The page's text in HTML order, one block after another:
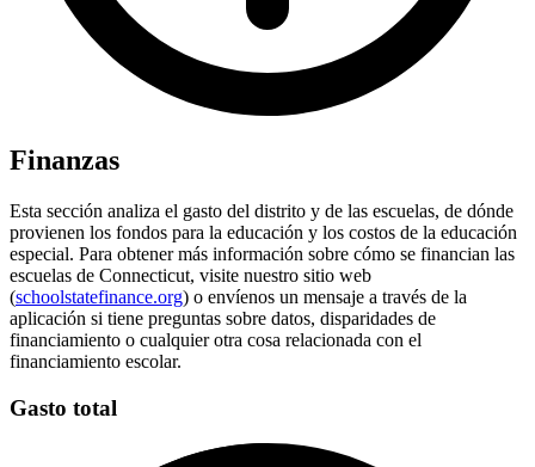
Finanzas
Esta sección analiza el gasto del distrito y de las escuelas, de dónde
provienen los fondos para la educación y los costos de la educación
especial. Para obtener más información sobre cómo se financian las
escuelas de Connecticut, visite nuestro sitio web
(schoolstatefinance.org) o envíenos un mensaje a través de la
aplicación si tiene preguntas sobre datos, disparidades de
financiamiento o cualquier otra cosa relacionada con el
financiamiento escolar.
Gasto total